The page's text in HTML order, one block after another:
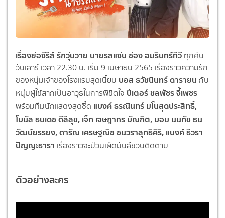
เรื่องย่อซีรีส์ รักวุ่นวาย นายรสแซ่บ ช่อง อมรินทร์ทีวี ทุกคืน
วันเสาร์ เวลา 22.30 น. เริ่ม 9 เมษายน 2565 เรื่องราวความรัก
ของหนุ่มเจ้าของโรงแรมสุดเนี้ยบ บอส ธวัชนินทร์ ดารายน กับ
หนุ่มผู้ใช้สากเป็นอาวุธในการพิชิตใจ ปีเตอร์ ชลพัชร จี้เพชร
พร้อมทีมนักแสดงสุดซี้ด แบงค์ ธรณินทร์ มโนสุดประสิทธิ์,
โบนัส ธนเดช ดีสีสุข, เจ็ท เจษฎากร บัณฑิต, บอม นนทัช ธน
วัฒน์ยรรยง, ดารัณ เศรษฐณิช ชนวราสุทธิศิริ, แบงค์ ธีวรา
ปัญญะธารา เรื่องราวจะป่วนเผ็ดมันส์ชวนติดตาม
ตัวอย่างละคร